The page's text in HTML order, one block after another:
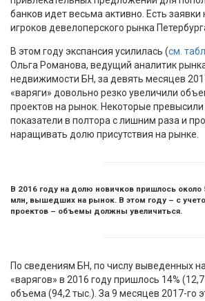
банков идет весьма активно. Есть
игроков девелоперского рынка
В этом году экспансия усилилась (см.
Ольга Романова, ведущий аналитик
недвижимости БН, за девять месяцев
«варяги» довольно резко увеличили
проектов на рынок. Некоторые
показатели в полтора с лишним раза и
наращивать долю присутствия на рынке.
В 2016 году на долю новичков пришлось около
млн, вышедших на рынок. В этом году – с
проектов – объемы должны увеличиться.
По сведениям БН, по числу выведенных
«варягов» в 2016 году пришлось 14%
объема (94,2 тыс.). За 9 месяцев 2017-го